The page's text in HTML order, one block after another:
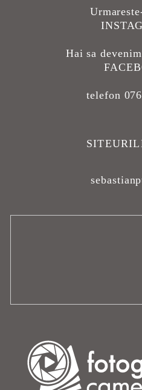
Hai sa
telefon